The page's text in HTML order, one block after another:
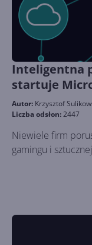
Inteligentna
startuje
Research
Autor: Krzysztof
Liczba odsłon:2447
Niewiele firm
gamingu i